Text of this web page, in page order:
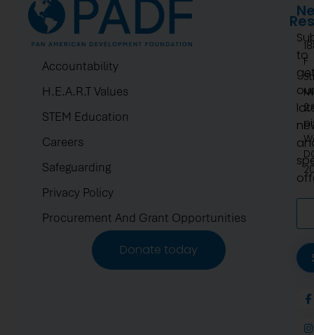
Accountability
H.E.A.R.T Values
STEM Education
Careers
Safeguarding
Privacy Policy
Procurement And Grant Opportunities
Donate today
F
to